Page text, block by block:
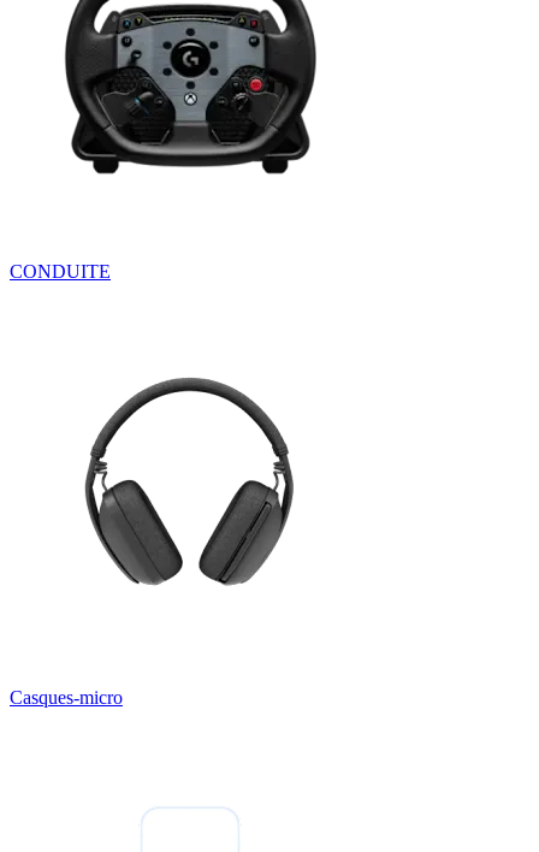
CONDUITE
Casques-micro